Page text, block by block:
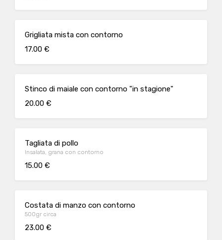
Grigliata mista con contorno
17.00 €
Stinco di maiale con contorno "in stagione"
20.00 €
Tagliata di pollo
Insalata, grana con contorno
15.00 €
Costata di manzo con contorno
500gr circa
23.00 €